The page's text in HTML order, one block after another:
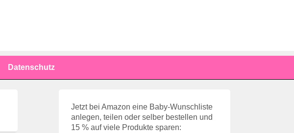
Datenschutz
Jetzt bei Amazon eine Baby-Wunschliste
anlegen, teilen oder selber bestellen und
15 % auf viele Produkte sparen: